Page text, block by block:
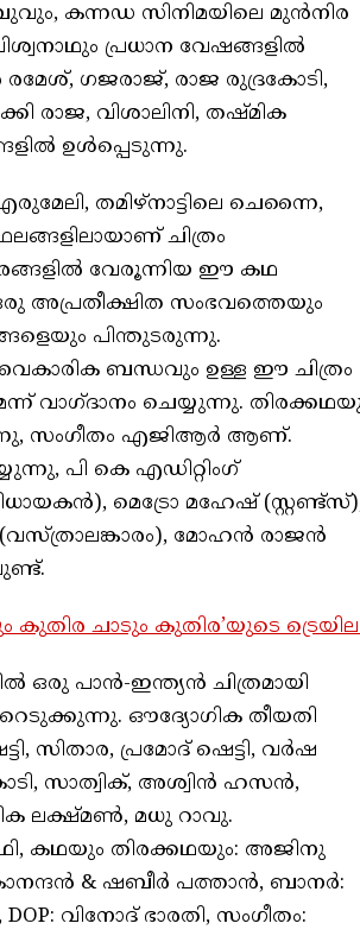
കന്നഡ സിനിമയിലെ മുൻനിര
പ്രധാന വേഷങ്ങളിൽ
രമേശ്, ഗജരാജ്, രാജ രുദ്രകോടി,
രാജ, വിശാലിനി, തഷ്മിക
ഉൾപ്പെടുന്നു.
തമിഴ്നാട്ടിലെ ചെന്നൈ,
ചിത്രം
വേരൂന്നിയ ഈ കഥ
അപ്രതീക്ഷിത സംഭവത്തെയും
പിന്തുടരുന്നു.
ബന്ധവും ഉള്ള ഈ ചിത്രം
വാഗ്ദാനം ചെയ്യുന്നു.
സംഗീതം എജിആർ ആണ്.
പി കെ എഡിറ്റിംഗ്
മെട്രോ മഹേഷ്
മോഹൻ രാജൻ
കുതിര ചാടും കുതിര’യുടെ
ഒരു പാൻ-ഇന്ത്യൻ ചിത്രമായി
ഔദ്യോഗിക തീയതി
സിതാര, പ്രമോദ് ഷെട്ടി, വർഷ
സാത്വിക്, അശ്വിൻ ഹസൻ,
ലക്ഷ്മൺ, മധു റാവു.
കഥയും തിരക്കഥയും: അജിനു
& ഷബീർ പത്താൻ, ബാനർ:
വിനോദ് ഭാരതി, സംഗീതം: